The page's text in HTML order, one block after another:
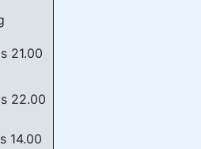
21.00
22.00
14.00